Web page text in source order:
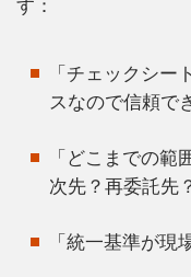
す：
「チェックシ
スなので信頼で
「どこまでの
次先？再委託先
「統一基準が現